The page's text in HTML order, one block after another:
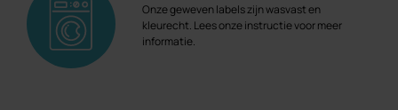
Onze geweven labels zijn wasvast en
kleurecht. Lees onze instructie voor meer
informatie.